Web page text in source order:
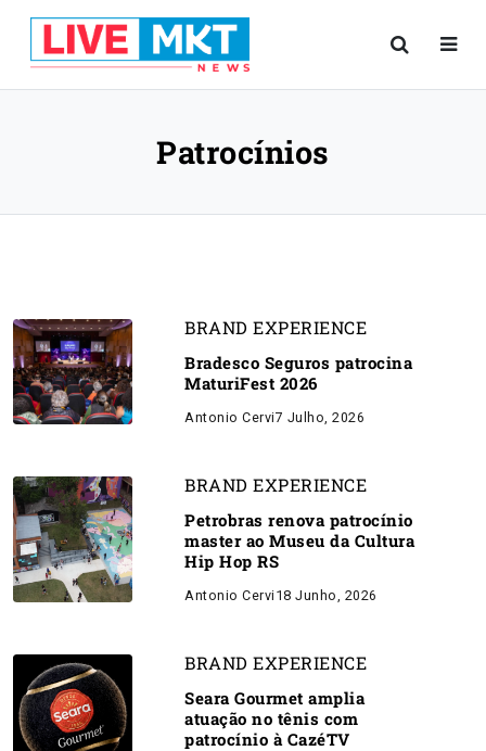
Patrocínios
BRAND EXPERIENCE
Bradesco Seguros patrocina
MaturiFest 2026
Antonio Cervi7 Julho, 2026
BRAND EXPERIENCE
Petrobras renova patrocínio
master ao Museu da Cultura
Hip Hop RS
Antonio Cervi 18 Junho, 2026
BRAND EXPERIENCE
Seara Gourmet amplia
atuação no tênis com
patrocínio à CazéTV